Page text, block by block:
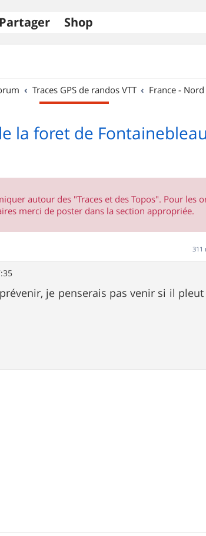
Partager Shop
Traces GPS de randos VTT France - Nord
la foret de Fontainebleau
autour des "Traces et des Topos". Pour les
merci de poster dans la section appropriée.
311
je penserais pas venir si il